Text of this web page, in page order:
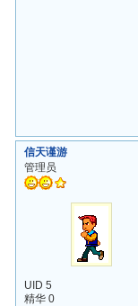
信天谨游
管理员
UID 5
精华 0